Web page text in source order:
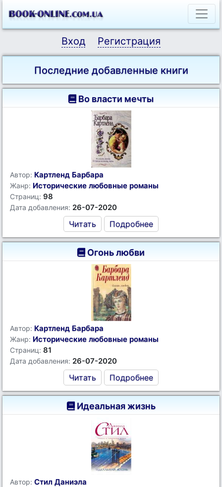
Вход Регистрация
Последние добавленные книги
Во власти мечты
Автор: Картленд Барбара
Жанр: Исторические любовные романы
Страниц: 98
Дата добавления: 26-07-2020
Читать Подробнее
Огонь любви
Автор: Картленд Барбара
Жанр: Исторические любовные романы
Страниц: 81
Дата добавления: 26-07-2020
Читать Подробнее
Идеальная жизнь
Автор: Стил Даниэла